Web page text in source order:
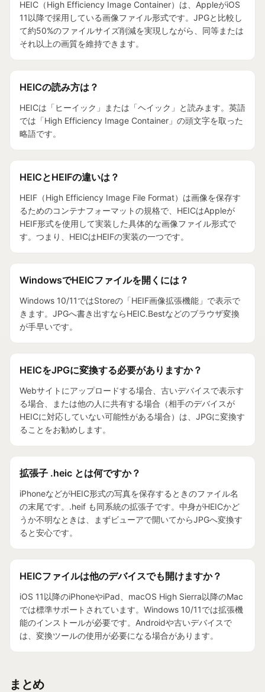
HEIC（High Efficiency Image Container）は、AppleがiOS
11以降で採用している画像ファイル形式です。JPGと比較し
て約50%のファイルサイズ削減を実現しながら、同等または
それ以上の画質を維持できます。
HEICの読み方は？
HEICは「ヒーイック」または「ヘイック」と読みます。英語
では「High Efficiency Image Container」の頭文字を取った
略語です。
HEICとHEIFの違いは？
HEIF（High Efficiency Image File Format）は画像を保存す
るためのコンテナフォーマットの規格で、HEICはAppleが
HEIF形式を使用して実装した具体的な画像ファイル形式で
す。つまり、HEICはHEIFの実装の一つです。
WindowsでHEICファイルを開くには？
Windows 10/11ではStoreの「HEIF画像拡張機能」で表示で
きます。JPGへ書き出すならHEIC.Bestなどのブラウザ変換
が手早いです。
HEICをJPGに変換する必要がありますか？
Webサイトにアップロードする場合、古いデバイスで表示す
る場合、または他の人に共有する場合（相手のデバイスが
HEICに対応していない可能性がある場合）は、JPGに変換す
ることをお勧めします。
拡張子 .heic とは何ですか？
iPhoneなどがHEIC形式の写真を保存するときのファイル名
の末尾です。.heif も同系統の拡張子です。中身がHEICかど
うか不明なときは、まずビューアで開いてからJPGへ変換す
ると安心です。
HEICファイルは他のデバイスでも開けますか？
iOS 11以降のiPhoneやiPad、macOS High Sierra以降のMac
では標準サポートされています。Windows 10/11では拡張機
能のインストールが必要です。Androidや古いデバイスで
は、変換ツールの使用が必要になる場合があります。
まとめ